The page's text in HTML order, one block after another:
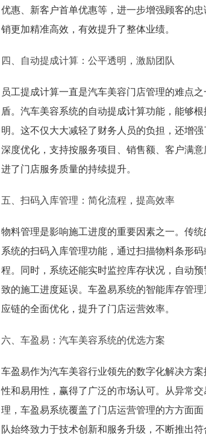
优惠、新客户首单优惠等，进一步增强顾客的
销更加精准高效，有效提升了整体业绩。
四、自动提成计算：公平透明，激励团队
员工提成计算一直是汽车美容门店管理的难点
盾。汽车美容系统的自动提成计算功能，能够
明。这不仅大大减轻了财务人员的负担，还增
深度优化，支持按服务项目、销售额、客户满
进了门店服务质量的持续提升。
五、扫码入库管理：简化流程，提高效率
物料管理是影响施工进度的重要因素之一。传
系统的扫码入库管理功能，通过扫描物料条形
程。同时，系统还能实时监控库存状况，自动
致的施工进度延误。车盈易系统的智能库存管
应链的全面优化，提升了门店运营效率。
六、车盈易：汽车美容系统的优选方案
车盈易作为汽车美容行业领先的数字化解决方
性和易用性，赢得了广泛的市场认可。从异常
理，车盈易系统覆盖了门店运营管理的方方面
队始终致力于技术创新和服务升级，不断推出